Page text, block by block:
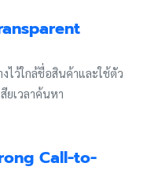
ไว้ใกล้ชื่อสินค้าและใช้ตัว
ยเวลาค้นหา
Call-to-